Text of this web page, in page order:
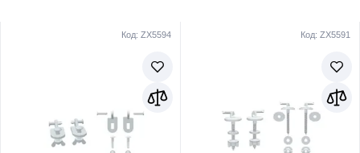
Код: ZX5594 Код: ZX5591